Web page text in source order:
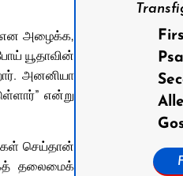
என அழைக்க,
யூதாவின்
அனனியா
என்று
செய்தான்
தலைமைக்